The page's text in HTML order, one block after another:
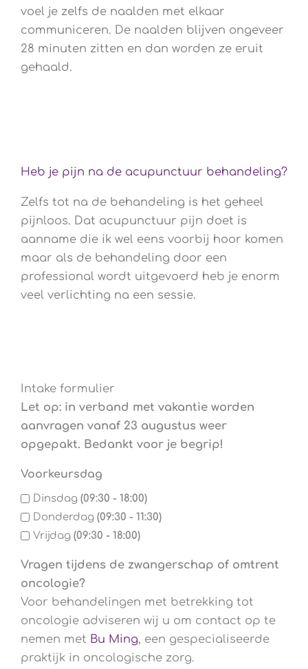
voel je zelfs de naalden met elkaar
communiceren. De naalden blijven ongeveer
28 minuten zitten en dan worden ze eruit
gehaald.
Heb je pijn na de acupunctuur behandeling?
Zelfs tot na de behandeling is het geheel
pijnloos. Dat acupunctuur pijn doet is
aanname die ik wel eens voorbij hoor komen
maar als de behandeling door een
professional wordt uitgevoerd heb je enorm
veel verlichting na een sessie.
Intake formulier
Let op: in verband met vakantie worden
aanvragen vanaf 23 augustus weer
opgepakt. Bedankt voor je begrip!
Voorkeursdag
Dinsdag (09:30 - 18:00)
Donderdag (09:30 - 11:30)
Vrijdag (09:30 - 18:00)
Vragen tijdens de zwangerschap of omtrent
oncologie?
Voor behandelingen met betrekking tot
oncologie adviseren wij u om contact op te
nemen met Bu Ming, een gespecialiseerde
praktijk in oncologische zorg.